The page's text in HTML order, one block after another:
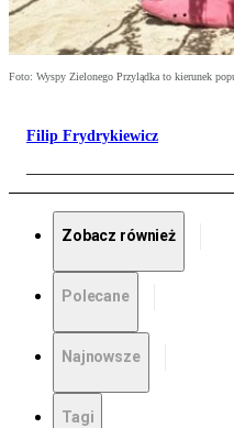
Foto: Wyspy Zielonego Przylądka to kierunek
Filip Frydrykiewicz
Zobacz również
Polecane
Najnowsze
Tagi